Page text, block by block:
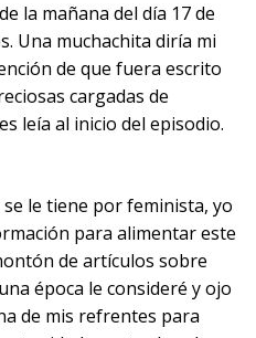
la mañana del día 17 de
Una muchachita diría mi
de que fuera escrito
cargadas de
leía al inicio del episodio.
se le tiene por feminista, yo
para alimentar este
de artículos sobre
época le consideré y ojo
de mis refrentes para